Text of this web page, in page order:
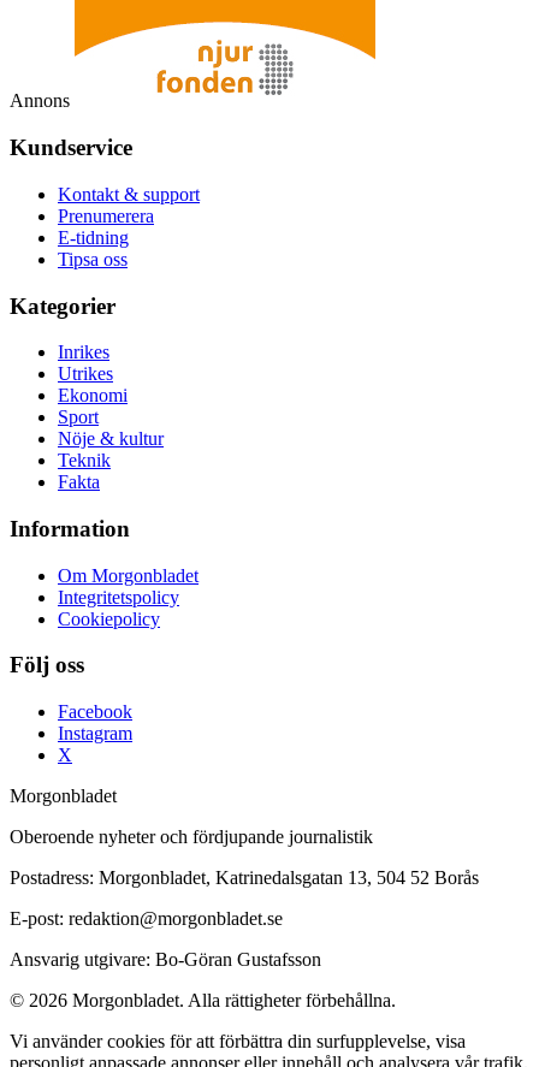
Annons
Kundservice
Kontakt & support
Prenumerera
E-tidning
Tipsa oss
Kategorier
Inrikes
Utrikes
Ekonomi
Sport
Nöje & kultur
Teknik
Fakta
Information
Om Morgonbladet
Integritetspolicy
Cookiepolicy
Följ oss
Facebook
Instagram
X
Morgonbladet
Oberoende nyheter och fördjupande journalistik
Postadress: Morgonbladet, Katrinedalsgatan 13, 504 52 Borås
E-post: redaktion@morgonbladet.se
Ansvarig utgivare: Bo-Göran Gustafsson
© 2026 Morgonbladet. Alla rättigheter förbehållna.
Vi använder cookies för att förbättra din surfupplevelse, visa